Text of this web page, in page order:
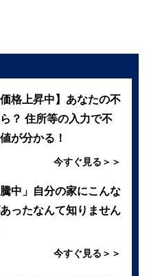
価格上昇中】あなたの不
？ 住所等の入力で不
が分かる！
今すぐ見る＞＞
騰中」自分の家にこんな
ったなんて知りません
今すぐ見る＞＞